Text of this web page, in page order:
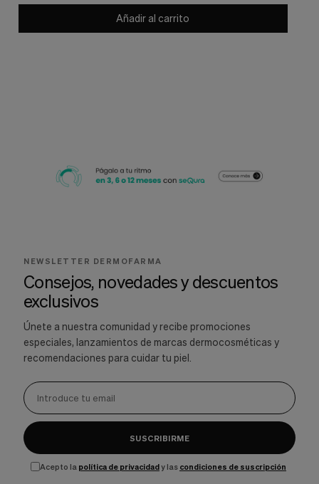
Añadir al carrito
NEWSLETTER DERMOFARMA
Consejos, novedades y descuentos
exclusivos
Únete a nuestra comunidad y recibe promociones
especiales, lanzamientos de marcas dermocosméticas y
recomendaciones para cuidar tu piel.
SUSCRIBIRME
Acepto la política de privacidady las condiciones de suscripción